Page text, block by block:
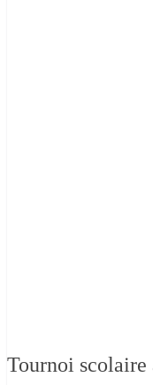
Tournoi scolaire